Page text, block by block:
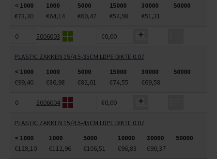
< 1000
1000 5000 15000 30000
50000
€73,30
€64,14 €60,47 €54,98 €51,31
5006003 €0,00
PLASTIC ZAKKEN 15/4.5-35CM LDPE DIKTE 0.07
< 1000
1000 5000 15000 30000
50000
€99,40
€86,98 €82,01 €74,55 €69,58
5006004 €0,00
PLASTIC ZAKKEN 15/4.5-45CM LDPE DIKTE 0.07
< 1000
1000 5000 10000 30000
50000
€129,10
€112,96 €106,51 €96,83 €90,37